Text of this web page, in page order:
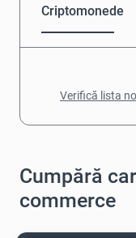
Criptomonede
Verifică lista
Cumpără
commerce